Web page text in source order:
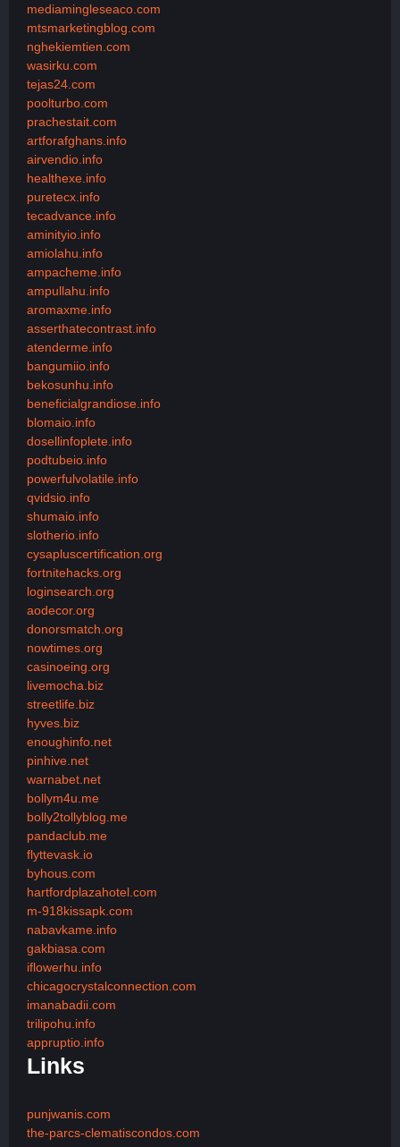
mediamingleseaco.com
mtsmarketingblog.com
nghekiemtien.com
wasirku.com
tejas24.com
poolturbo.com
prachestait.com
artforafghans.info
airvendio.info
healthexe.info
puretecx.info
tecadvance.info
aminityio.info
amiolahu.info
ampacheme.info
ampullahu.info
aromaxme.info
asserthatecontrast.info
atenderme.info
bangumiio.info
bekosunhu.info
beneficialgrandiose.info
blomaio.info
dosellinfoplete.info
podtubeio.info
powerfulvolatile.info
qvidsio.info
shumaio.info
slotherio.info
cysapluscertification.org
fortnitehacks.org
loginsearch.org
aodecor.org
donorsmatch.org
nowtimes.org
casinoeing.org
livemocha.biz
streetlife.biz
hyves.biz
enoughinfo.net
pinhive.net
warnabet.net
bollym4u.me
bolly2tollyblog.me
pandaclub.me
flyttevask.io
byhous.com
hartfordplazahotel.com
m-918kissapk.com
nabavkame.info
gakbiasa.com
iflowerhu.info
chicagocrystalconnection.com
imanabadii.com
trilipohu.info
appruptio.info
Links
punjwanis.com
the-parcs-clematiscondos.com